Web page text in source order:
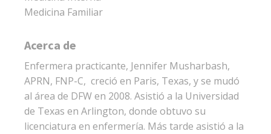
Medicina Familiar
Acerca de
Enfermera practicante, Jennifer Musharbash,
APRN, FNP-C, creció en Paris, Texas, y se mudó
al área de DFW en 2008. Asistió a la Universidad
de Texas en Arlington, donde obtuvo su
licenciatura en enfermería. Más tarde asistió a la